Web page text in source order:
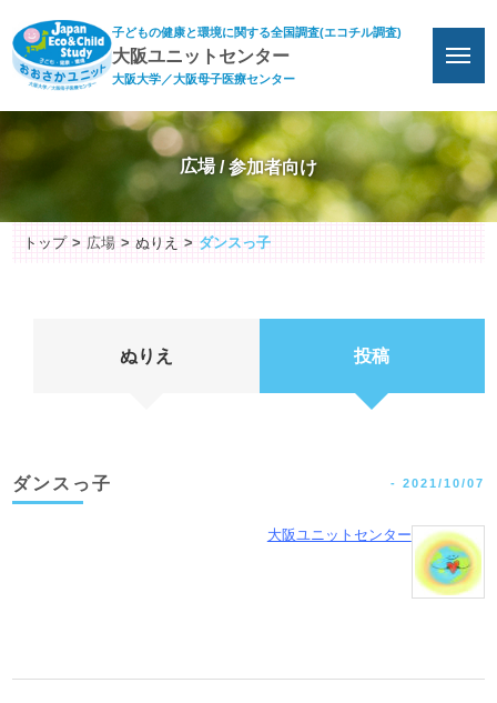
子どもの健康と環境に関する全国調査(エコチル調査)
大阪ユニットセンター
大阪大学／大阪母子医療センター
広場
トップ 広場 ぬりえ ダンスっ子
ぬりえ 投稿
ダンスっ子 - 2021/10/07
大阪ユニットセンター